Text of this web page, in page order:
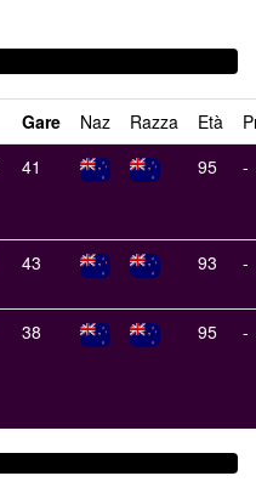
Gare Naz Razza Età
41 95 -
43 93 -
38 95 -